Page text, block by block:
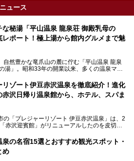
ュース
な秘湯「平山温泉 龍泉荘 御殿乳母の
レポート！極上湯から館内グルメまで魅
自然豊かな竜爪山の麓に佇む「平山温泉 龍泉
湯」。昭和33年の開業以来、多くの温泉マニ
。お湯はもちろん、実はグルメも揃っているん
ファンを持つ、その圧倒的なこだわりと魅力を
リゾート伊豆赤沢温泉を徹底紹介！進化
赤沢日帰り温泉館から、ホテル、スパま
の「プレジャーリゾート 伊豆赤沢温泉」は、2
赤沢迎賓館」がリニューアルしたのを皮切り
28 HOTEL」がリニューアル。さらにこのあ
グ施設のGRAX EARTH FIELD（グラックスア
ド）、大型屋内アミューズメント施設のPLEA
泉の名宿15選とおすすめ観光スポット・
め